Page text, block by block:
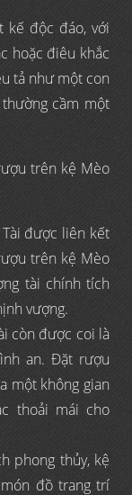
kế độc đáo, với
hoặc điêu khắc
tả như một con
cầm một
trên kệ Mèo
được liên kết
trên kệ Mèo
tài chính tích
vượng.
còn được coi là
an. Đặt rượu
một không gian
thoải mái cho
phong thủy, kệ
đồ trang trí